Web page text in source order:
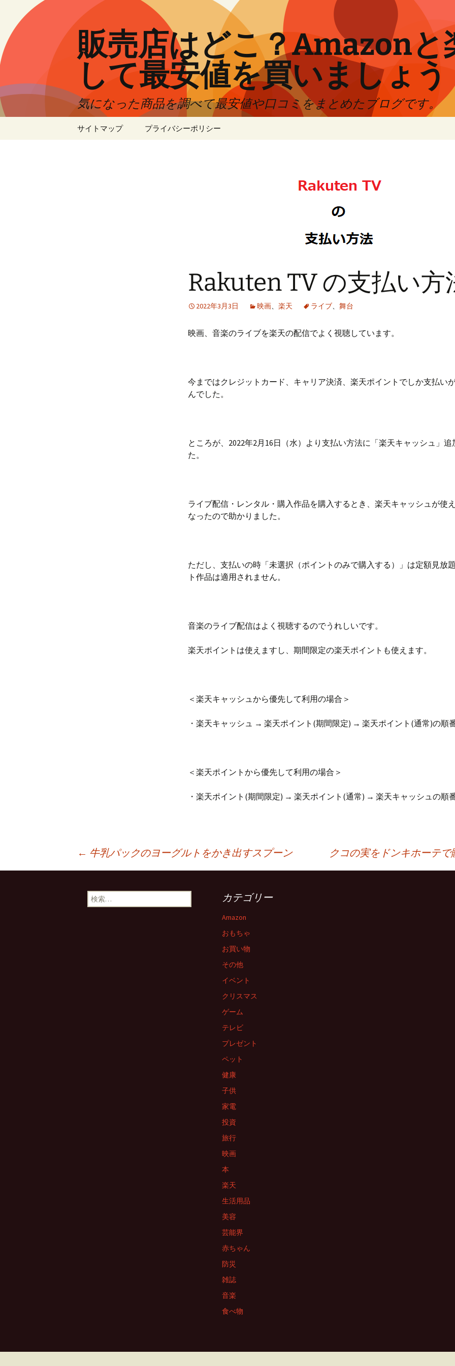
ン
ツ
へ
ッ
プ
販売店はどこ？Amazonと
して最安値を買いましょう
気になった商品を調べて最安値や口コミをまとめたブログです。
サイトマップ プライバシーポリシー
Rakuten TV の支払い方
2022年3月3日 映画、 楽天 ライブ、 舞台
映画、音楽のライブを楽天の配信でよく視聴しています。
今まではクレジットカード、キャリア決済、楽天ポイントでしか支払い
んでした。
ところが、2022年2月16日（水）より支払い方法に「楽天キャッシュ」追
た。
ライブ配信・レンタル・購入作品を購入するとき、楽天キャッシュが使
なったので助かりました。
ただし、支払いの時「未選択（ポイントのみで購入する）」は定額見放
ト作品は適用されません。
音楽のライブ配信はよく視聴するのでうれしいです。
楽天ポイントは使えますし、期間限定の楽天ポイントも使えます。
＜楽天キャッシュから優先して利用の場合＞
・楽天キャッシュ → 楽天ポイント(期間限定) → 楽天ポイント(通常)の順番
＜楽天ポイントから優先して利用の場合＞
・楽天ポイント(期間限定) → 楽天ポイント(通常) → 楽天キャッシュの順
← 牛乳パックのヨーグルトをかき出すスプーン クコの実をドンキホーテ
検
索:
カテゴリー
Amazon
おもちゃ
お買い物
その他
イベント
クリスマス
ゲーム
テレビ
プレゼント
ペット
健康
子供
家電
投資
旅行
映画
本
楽天
生活用品
美容
芸能界
赤ちゃん
防災
雑誌
音楽
食べ物